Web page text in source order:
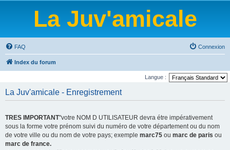
La Juv'amicale
FAQ Connexion
Index du forum
Langue :
La Juv'amicale - Enregistrement
TRES IMPORTANT"votre NOM D UTILISATEUR devra étre impérativement
sous la forme votre prénom suivi du numéro de votre département ou du nom
de votre ville ou du nom de votre pays; exemple marc75 ou marc de paris ou
marc de france.